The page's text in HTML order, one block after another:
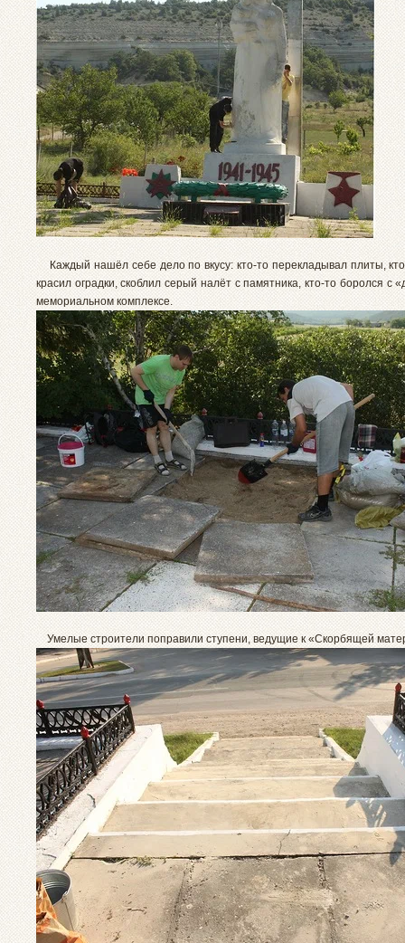
Каждый нашёл себе дело по вкусу: кто-то перекладывал плиты,
красил оградки, скоблил серый налёт с памятника, кто-то боролся с
мемориальном комплексе.
Умелые строители поправили ступени, ведущие к «Скорбящей